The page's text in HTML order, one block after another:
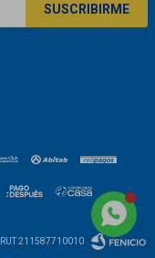
SUSCRIBIRME
211587710010